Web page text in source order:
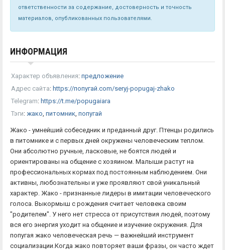
ответственности за содержание, достоверность и точность
материалов, опубликованных пользователями.
ИНФОРМАЦИЯ
Характер объявления: предложение
Адрес сайта: https://попугай.com/seryj-popugaj-zhako
Telegram: https://t.me/popugaiara
Тэги: жако питомник попугай
Жако - умнейший собеседник и преданный друг. Птенцы родились
в питомнике и с первых дней окружены человеческим теплом.
Они абсолютно ручные, ласковые, не боятся людей и
ориентированы на общение с хозяином. Малыши растут на
профессиональных кормах под постоянным наблюдением. Они
активны, любознательны и уже проявляют свой уникальный
характер. Жако - признанные лидеры в имитации человеческого
голоса. Выкормыш с рождения считает человека своим
"родителем". У него нет стресса от присутствия людей, поэтому
вся его энергия уходит на общение и изучение окружения. Для
попугая жако человеческая речь — важнейший инструмент
социализации.Когда жако повторяет ваши фразы, он часто ждет